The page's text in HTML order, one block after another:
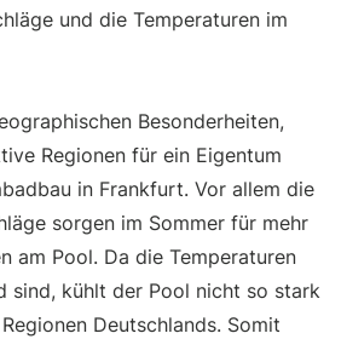
und die Temperaturen im
Besonderheiten,
Regionen für ein Eigentum
in Frankfurt. Vor allem die
sorgen im Sommer für mehr
am Pool. Da die Temperaturen
sind, kühlt der Pool nicht so stark
Deutschlands. Somit